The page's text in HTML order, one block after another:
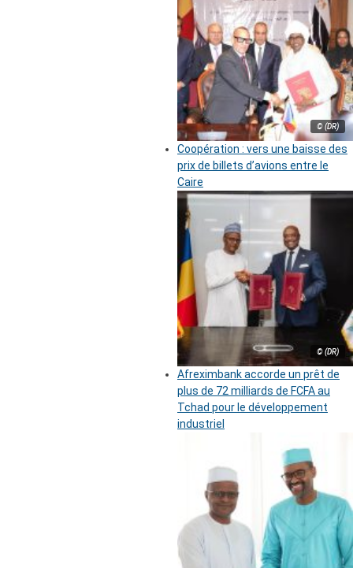
© (DR)
Coopération : vers une baisse des
prix de billets d’avions entre le
Caire
© (DR)
Afreximbank accorde un prêt de
plus de 72 milliards de FCFA au
Tchad pour le développement
industriel